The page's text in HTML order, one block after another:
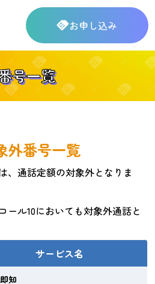
お申し込み
号一覧
外番号一覧
、通話定額の対象外となりま
ール10においても対象外通話と
サービス名
知